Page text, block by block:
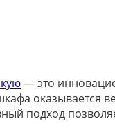
— это
оказывается
подход